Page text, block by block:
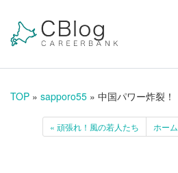
TOP » sapporo55 » 中国パワー炸裂！
« 頑張れ！風の若人たち ホーム